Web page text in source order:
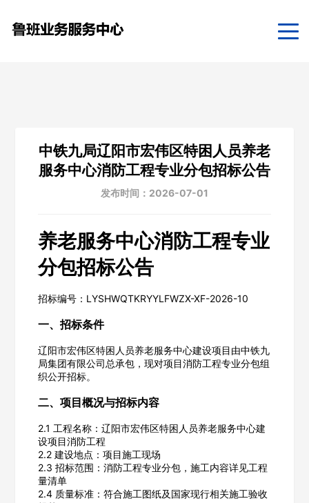
中铁九局辽阳市宏伟区特困人员养老
服务中心消防工程专业分包招标公告
发布时间：2026-07-01
养老服务中心消防工程专业
分包招标公告
招标编号：LYSHWQTKRYYLFWZX-XF-2026-10
一、招标条件
辽阳市宏伟区特困人员养老服务中心建设项目由中铁九
局集团有限公司总承包，现对项目消防工程专业分包组
织公开招标。
二、项目概况与招标内容
2.1 工程名称：辽阳市宏伟区特困人员养老服务中心建
设项目消防工程
2.2 建设地点：项目施工现场
2.3 招标范围：消防工程专业分包，施工内容详见工程
量清单
2.4 质量标准：符合施工图纸及国家现行相关施工验收